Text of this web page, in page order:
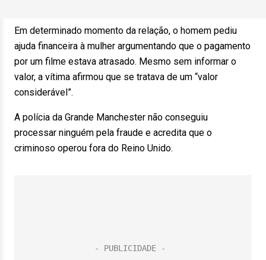
Em determinado momento da relação, o homem pediu
ajuda financeira à mulher argumentando que o pagamento
por um filme estava atrasado. Mesmo sem informar o
valor, a vítima afirmou que se tratava de um “valor
considerável”.
A polícia da Grande Manchester não conseguiu
processar ninguém pela fraude e acredita que o
criminoso operou fora do Reino Unido.